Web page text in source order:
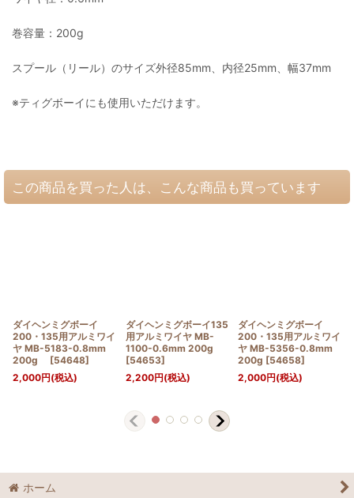
巻容量：200g
スプール（リール）のサイズ外径85mm、内径25mm、幅37mm
※ティグボーイにも使用いただけます。
この商品を買った人は、こんな商品も買っています
ダイヘンミグボーイ
200・135用アルミワイ
ヤ MB-5183-0.8mm
200g
[54648]
2,000円(税込)
ダイヘンミグボーイ135
用アルミワイヤ MB-
1100-0.6mm 200g
[54653]
2,200円(税込)
ダイヘンミグボーイ
200・135用アルミワイ
ヤ MB-5356-0.8mm
200g [54658]
2,000円(税込)
ホーム